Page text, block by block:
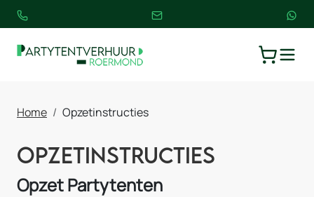
Home Opzetinstructies
Opzetinstructies
Opzet Partytenten